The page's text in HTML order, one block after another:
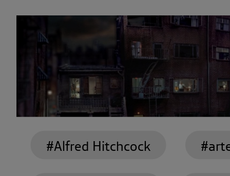
#Alfred Hitchcock